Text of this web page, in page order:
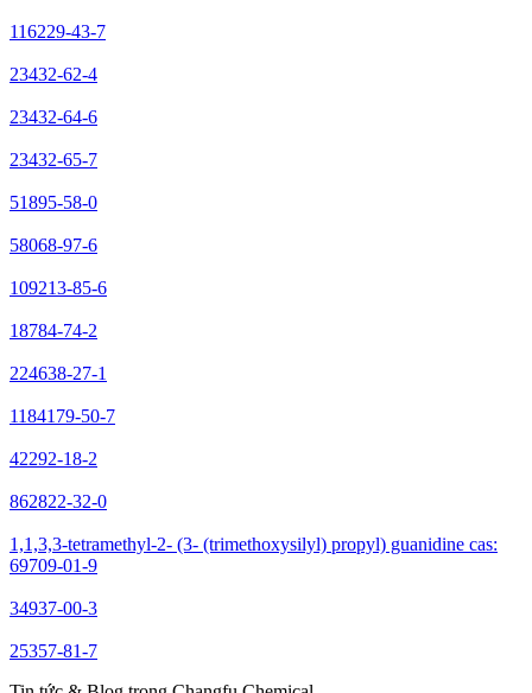
116229-43-7
23432-62-4
23432-64-6
23432-65-7
51895-58-0
58068-97-6
109213-85-6
18784-74-2
224638-27-1
1184179-50-7
42292-18-2
862822-32-0
1,1,3,3-tetramethyl-2- (3- (trimethoxysilyl) propyl) guanidine cas:
69709-01-9
34937-00-3
25357-81-7